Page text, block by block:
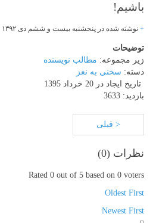
باشیم!
+ نوشته شده در پنجشنبه بیست و ششم دی ۱۳۹۲
توضیحات
زیر مجموعه: مطالب نویسنده
دسته: سخنی به نغز
تاریخ ایجاد در 20 خرداد 1395
بازدید: 3633
< قبلی
نظرات (0
)
Rated 0 out of 5 based on 0 voters
Oldest First
Newest First